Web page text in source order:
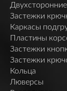
Двухсторонние
Застежки
Каркасы
Пластины
Застежки
Застежки
Кольца
Люверсы